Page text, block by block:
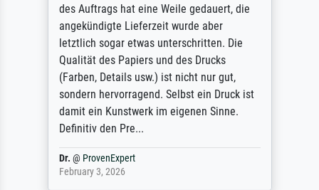
des Auftrags hat eine Weile gedauert, die
angekündigte Lieferzeit wurde aber
letztlich sogar etwas unterschritten. Die
Qualität des Papiers und des Drucks
(Farben, Details usw.) ist nicht nur gut,
sondern hervorragend. Selbst ein Druck ist
damit ein Kunstwerk im eigenen Sinne.
Definitiv den Pre...
Dr. @ ProvenExpert
February 3, 2026